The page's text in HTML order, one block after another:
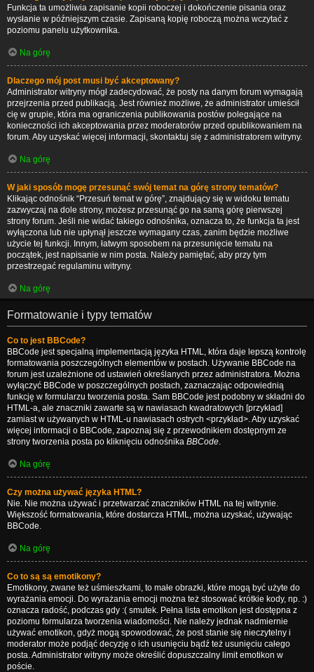
Funkcja ta umożliwia zapisanie kopii roboczej i dokończenie pisania oraz
wysłanie w późniejszym czasie. Zapisaną kopię roboczą można wczytać z
poziomu panelu użytkownika.
Na górę
Dlaczego mój post musi być akceptowany?
Administrator witryny mógł zadecydować, że posty na danym forum wymagają
przejrzenia przed publikacją. Jest również możliwe, że administrator umieścił
cię w grupie, która ma ograniczenia publikowania postów polegające na
konieczności ich akceptowania przez moderatorów przed opublikowaniem na
forum. Aby uzyskać więcej informacji, skontaktuj się z administratorem witryny.
Na górę
W jaki sposób mogę przesunąć swój temat na górę strony tematów?
Klikając odnośnik “Przesuń temat w górę”, znajdujący się w widoku tematu
zazwyczaj na dole strony, możesz przesunąć go na samą górę pierwszej
strony forum. Jeśli nie widać takiego odnośnika, oznacza to, że funkcja ta jest
wyłączona lub nie upłynął jeszcze wymagany czas, zanim będzie możliwe
użycie tej funkcji. Innym, łatwym sposobem na przesunięcie tematu na
początek, jest napisanie w nim posta. Należy pamiętać, aby przy tym
przestrzegać regulaminu witryny.
Na górę
Formatowanie i typy tematów
Co to jest BBCode?
BBCode jest specjalną implementacją języka HTML, która daje lepszą kontrolę
formatowania poszczególnych elementów w postach. Używanie BBCode na
forum jest uzależnione od ustawień określanych przez administratora. Można
wyłączyć BBCode w poszczególnych postach, zaznaczając odpowiednią
funkcję w formularzu tworzenia posta. Sam BBCode jest podobny w składni do
HTML-a, ale znaczniki zawarte są w nawiasach kwadratowych [przykład]
zamiast w używanych w HTML-u nawiasach ostrych <przykład>. Aby uzyskać
więcej informacji o BBCode, zapoznaj się z przewodnikiem dostępnym ze
strony tworzenia posta po kliknięciu odnośnika BBCode.
Na górę
Czy można używać języka HTML?
Nie. Nie można używać i przetwarzać znaczników HTML na tej witrynie.
Większość formatowania, które dostarcza HTML, można uzyskać, używając
BBCode.
Na górę
Co to są są emotikony?
Emotikony, zwane też uśmieszkami, to małe obrazki, które mogą być użyte do
wyrażania emocji. Do wyrażania emocji można też stosować krótkie kody, np. :)
oznacza radość, podczas gdy :( smutek. Pełna lista emotikon jest dostępna z
poziomu formularza tworzenia wiadomości. Nie należy jednak nadmiernie
używać emotikon, gdyż mogą spowodować, że post stanie się nieczytelny i
moderator może podjąć decyzję o ich usunięciu bądź też usunięciu całego
posta. Administrator witryny może określić dopuszczalny limit emotikon w
poście.